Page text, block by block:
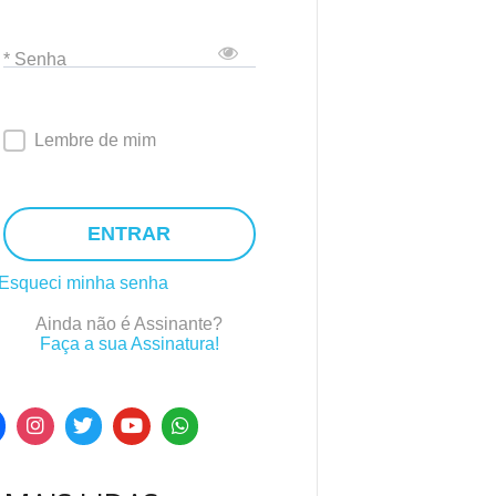
* Senha
Lembre de mim
ENTRAR
Esqueci minha senha
Ainda não é Assinante?
Faça a sua Assinatura!